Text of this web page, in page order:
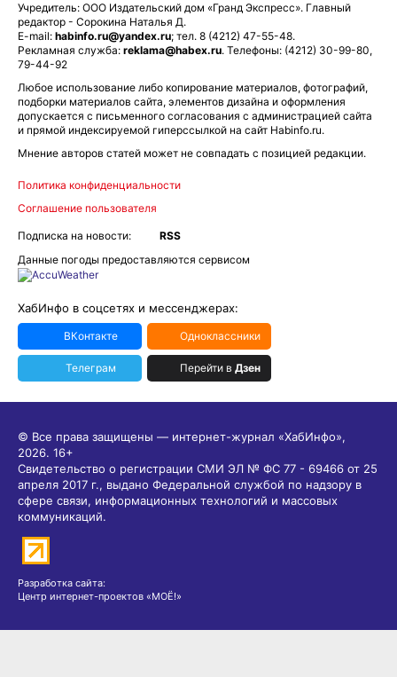
Учредитель: ООО Издательский дом «Гранд Экспресс». Главный
редактор - Сорокина Наталья Д.
E-mail: habinfo.ru@yandex.ru; тел. 8 (4212) 47-55-48.
Рекламная служба: reklama@habex.ru. Телефоны: (4212) 30-99-80,
79-44-92
Любое использование либо копирование материалов, фотографий,
подборки материалов сайта, элементов дизайна и оформления
допускается с письменного согласования с администрацией сайта
и прямой индексируемой гиперссылкой на сайт Habinfo.ru.
Мнение авторов статей может не совпадать с позицией редакции.
Политика конфиденциальности
Соглашение пользователя
Подписка на новости:
RSS
Данные погоды предоставляются сервисом
ХабИнфо в соцсетях и мессенджерах:
ВКонтакте Одноклассники
Телеграм Перейти в Дзен
© Все права защищены — интернет-журнал «ХабИнфо»,
2026. 16+
Свидетельство о регистрации СМИ ЭЛ № ФС 77 - 69466 от 25
апреля 2017 г., выдано Федеральной службой по надзору в
сфере связи, информационных технологий и массовых
коммуникаций.
Разработка сайта:
Центр интернет-проектов «МОЁ!»